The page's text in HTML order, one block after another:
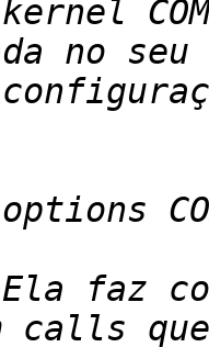
kernel
Ela faz